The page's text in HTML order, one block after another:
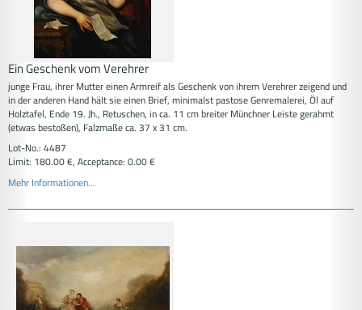
Ein Geschenk vom Verehrer
junge Frau, ihrer Mutter einen Armreif als Geschenk von ihrem Verehrer zeigend und
in der anderen Hand hält sie einen Brief, minimalst pastose Genremalerei, Öl auf
Holztafel, Ende 19. Jh., Retuschen, in ca. 11 cm breiter Münchner Leiste gerahmt
(etwas bestoßen), Falzmaße ca. 37 x 31 cm.
Lot-No.: 4487
Limit: 180.00 €, Acceptance: 0.00 €
Mehr Informationen...